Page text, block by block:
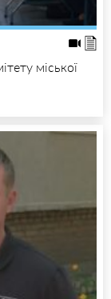
міської